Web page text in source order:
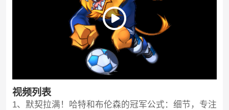
视频列表
1、默契拉满！哈特和布伦森的冠军公式：细节，专注